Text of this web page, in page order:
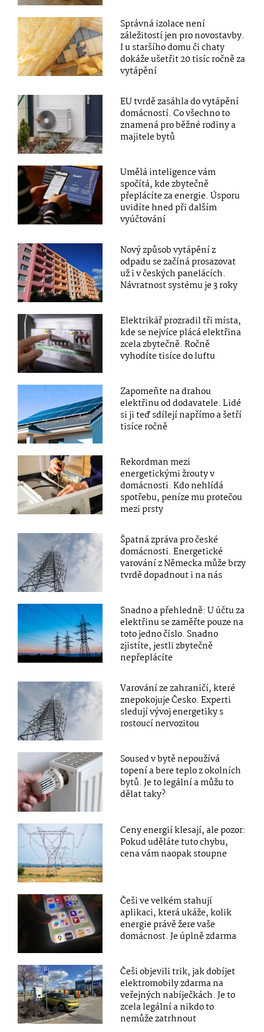
Správná izolace není
záležitostí jen pro novostavby.
I u staršího domu či chaty
dokáže ušetřit 20 tisíc ročně za
vytápění
EU tvrdě zasáhla do vytápění
domácností. Co všechno to
znamená pro běžné rodiny a
majitele bytů
Umělá inteligence vám
spočítá, kde zbytečně
přeplácíte za energie. Úsporu
uvidíte hned při dalším
vyúčtování
Nový způsob vytápění z
odpadu se začíná prosazovat
už i v českých panelácích.
Návratnost systému je 3 roky
Elektrikář prozradil tři místa,
kde se nejvíce plácá elektřina
zcela zbytečně. Ročně
vyhodíte tisíce do luftu
Zapomeňte na drahou
elektřinu od dodavatele. Lidé
si ji teď sdílejí napřímo a šetří
tisíce ročně
Rekordman mezi
energetickými žrouty v
domácnosti. Kdo nehlídá
spotřebu, peníze mu protečou
mezi prsty
Špatná zpráva pro české
domácnosti. Energetické
varování z Německa může brzy
tvrdě dopadnout i na nás
Snadno a přehledně: U účtu za
elektřinu se zaměřte pouze na
toto jedno číslo. Snadno
zjistíte, jestli zbytečně
nepřeplácíte
Varování ze zahraničí, které
znepokojuje Česko. Experti
sledují vývoj energetiky s
rostoucí nervozitou
Soused v bytě nepoužívá
topení a bere teplo z okolních
bytů. Je to legální a můžu to
dělat taky?
Ceny energií klesají, ale pozor:
Pokud uděláte tuto chybu,
cena vám naopak stoupne
Češi ve velkém stahují
aplikaci, která ukáže, kolik
energie právě žere vaše
domácnost. Je úplně zdarma
Češi objevili trik, jak dobíjet
elektromobily zdarma na
veřejných nabíječkách. Je to
zcela legální a nikdo to
nemůže zatrhnout